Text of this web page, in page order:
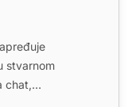
stvarnom
chat,